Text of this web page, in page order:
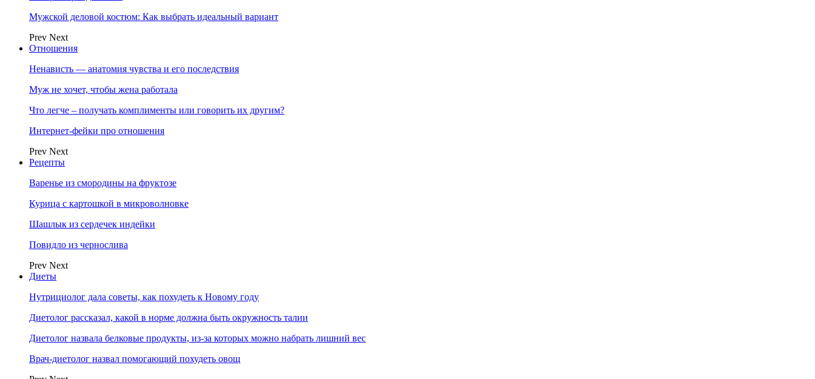
Мужской деловой костюм: Как выбрать идеальный вариант
Prev Next
Отношения
Ненависть — анатомия чувства и его последствия
Муж не хочет, чтобы жена работала
Что легче – получать комплименты или говорить их другим?
Интернет-фейки про отношения
Prev Next
Рецепты
Варенье из смородины на фруктозе
Курица с картошкой в микроволновке
Шашлык из сердечек индейки
Повидло из чернослива
Prev Next
Диеты
Нутрициолог дала советы, как похудеть к Новому году
Диетолог рассказал, какой в норме должна быть окружность талии
Диетолог назвала белковые продукты, из-за которых можно набрать лишний вес
Врач-диетолог назвал помогающий похудеть овощ